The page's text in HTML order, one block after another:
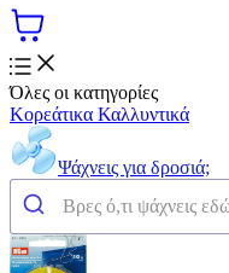
Όλες οι κατηγορίες
Κορεάτικα Καλλυντικά
Ψάχνεις για δροσιά;